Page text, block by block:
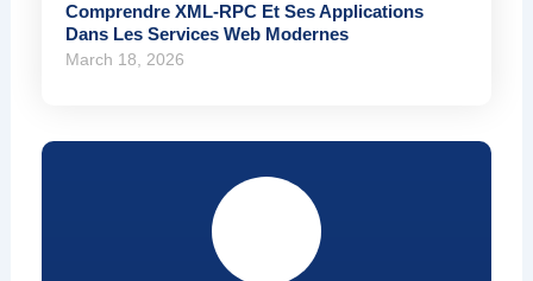
Comprendre XML-RPC Et Ses Applications
Dans Les Services Web Modernes
March 18, 2026